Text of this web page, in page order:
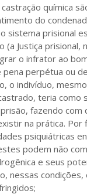
química
do
sistema prisional
Justiça prisional,
o infrator ao
pena perpétua ou
o indivíduo,
teria como
fazendo com
na prática. Por
psiquiátricas
podem não
e seus
nessas condições,